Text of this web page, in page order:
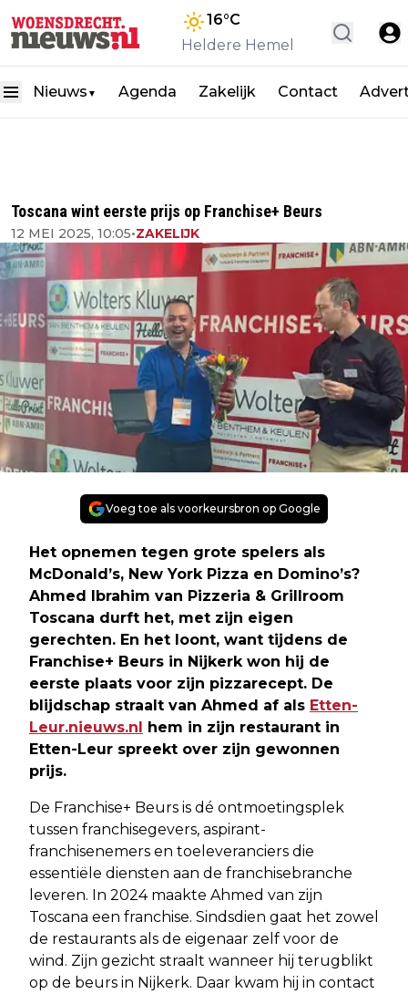
16°C
Heldere Hemel
Nieuws ▼ Agenda Zakelijk Contact
Toscana wint eerste prijs op Franchise+ Beurs
12 MEI 2025, 10:05•ZAKELIJK
Voeg toe als voorkeursbron op Google
Het opnemen tegen grote spelers als
McDonald’s, New York Pizza en Domino’s?
Ahmed Ibrahim van Pizzeria & Grillroom
Toscana durft het, met zijn eigen
gerechten. En het loont, want tijdens de
Franchise+ Beurs in Nijkerk won hij de
eerste plaats voor zijn pizzarecept. De
blijdschap straalt van Ahmed af als Etten-
Leur.nieuws.nl hem in zijn restaurant in
Etten-Leur spreekt over zijn gewonnen
prijs.
De Franchise+ Beurs is dé ontmoetingsplek
tussen franchisegevers, aspirant-
franchisenemers en toeleveranciers die
essentiële diensten aan de franchisebranche
leveren. In 2024 maakte Ahmed van zijn
Toscana een franchise. Sindsdien gaat het zowel
de restaurants als de eigenaar zelf voor de
wind. Zijn gezicht straalt wanneer hij terugblikt
op de beurs in Nijkerk. Daar kwam hij in contact